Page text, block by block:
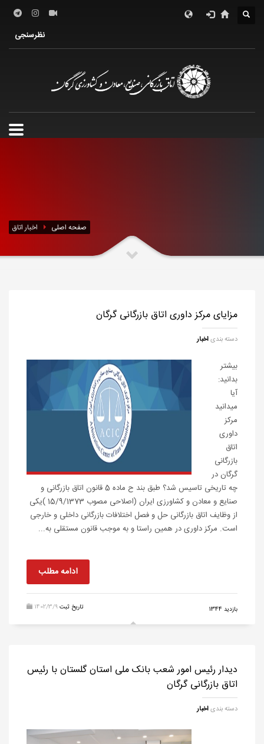
درباره اتاق
معرفی استان
نظرسنجی
اخبار اتاق صفحه اصلی
مزایای مرکز داوری اتاق بازرگانی گرگان
دسته بندیاخبار
بیشتر
بدانید:
آیا
میدانید
مرکز
داوری
اتاق
بازرگانی
گرگان در
چه تاریخی تاسیس شد؟ طبق بند ح ماده 5 قانون اتاق بازرگانی و
صنایع و معادن و کشاورزی ایران (اصلاحی مصوب 15/9/1373 )یکی
از وظایف اتاق بازرگانی حل و فصل اختلافات بازرگانی داخلی و خارجی
است. مرکز داوری در همین راستا و به موجب قانون مستقلی به...
ادامه مطلب
1402/3/9تاریخ ثبت بازدید 1344
دیدار رئیس امور شعب بانک ملی استان گلستان با رئیس
اتاق بازرگانی گرگان
دسته بندیاخبار